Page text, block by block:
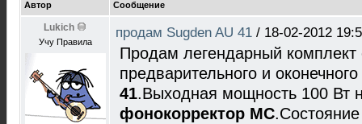
Автор Сообщение
Lukich
Учу Правила
продам Sugden AU 41 / 18-02-2012
Продам легендарный комплект
предварительного и
41.Выходная мощность 100 Вт
фонокорректор МС